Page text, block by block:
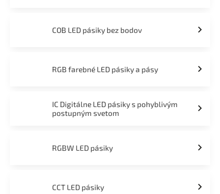
COB LED pásiky bez bodov
RGB farebné LED pásiky a pásy
IC Digitálne LED pásiky s pohyblivým
postupným svetom
RGBW LED pásiky
CCT LED pásiky